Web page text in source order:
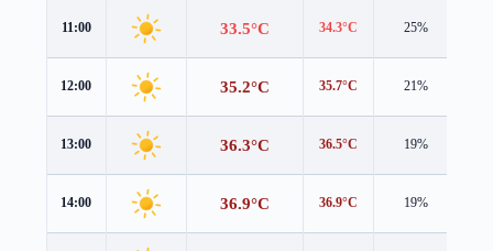
11:00 33.5°C 34.3°C 25%
12:00 35.2°C 35.7°C 21%
13:00 36.3°C 36.5°C 19%
14:00 36.9°C 36.9°C 19%